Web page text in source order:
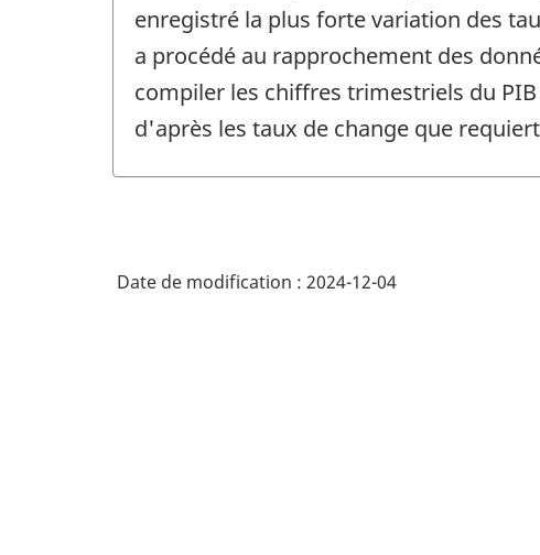
enregistré la plus forte variation des
a procédé au rapprochement des
compiler les chiffres trimestriels du
d'après les taux de change que
Date de modification : 2024-12-04